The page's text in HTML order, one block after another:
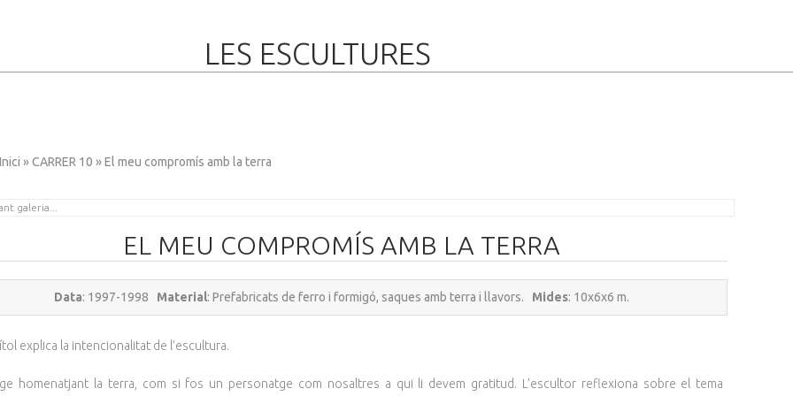
LES ESCULTURES
»CARRER 10 » El meu compromís amb la terra
EL MEU COMPROMÍS AMB LA TERRA
Data: 1997-1998 Material: Prefabricats de ferro i formigó, saques amb terra i llavors. Mides: 10x6x6 m.
explica la intencionalitat de l’escultura.
homenatjant la terra, com si fos un personatge com nosaltres a qui li devem gratitud. L’escultor reflexiona sobre el tema